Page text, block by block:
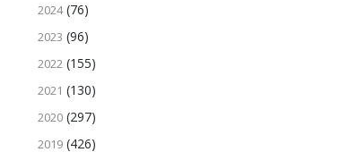
2024(76)
2023 (96)
2022 (155)
2021 (130)
2020 (297)
2019 (426)